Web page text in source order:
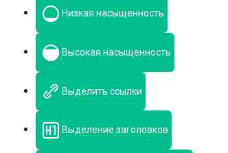
Низкая насыщенность
Высокая насыщенность
Выделить ссылки
Выделение заголовков